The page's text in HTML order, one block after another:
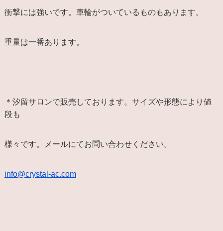
衝撃には強いです。車輪がついているものもあります。
重量は一番あります。
＊汐留サロンで販売しております。サイズや形態により値
段も
様々です。メールにてお問い合わせください。
info@crystal-ac.com